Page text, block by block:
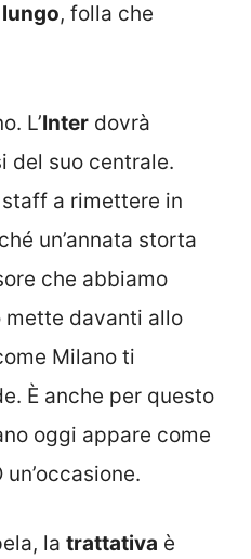
, folla che
L’Inter dovrà
del suo centrale.
staff a rimettere in
un’annata storta
che abbiamo
mette davanti allo
Milano ti
È anche per questo
oggi appare come
la trattativa è